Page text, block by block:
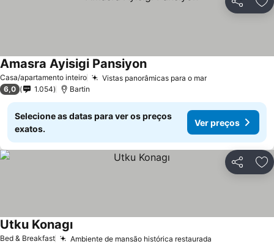
Partilhar
Casa/apartamento inteiro Vistas panorâmicas para o mar
Amasra Ayisigi Pansiyon
6,0 1.054 Bartin
Selecione as datas para ver os preços
exatos.
Ver preços
Partilhar
Bed & Breakfast Ambiente de mansão histórica restaurada
Utku Konagı